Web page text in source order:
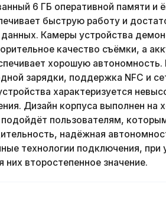
6 ГБ оперативной памяти и
быструю работу и
данных. Камеры устройства
качество съёмки, а
хорошую автономность.
зарядки, поддержка NFC и
характеризуется
Дизайн корпуса выполнен на
подойдёт пользователям,
надёжная
технологии подключения, при
них второстепенное значение.